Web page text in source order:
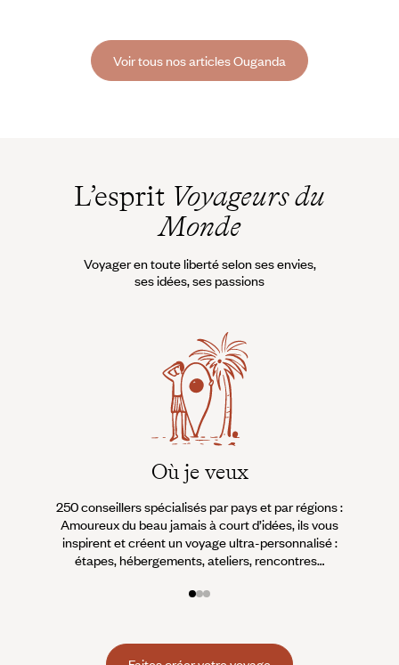
Voir tous nos articles Ouganda
L’esprit Voyageurs du
Monde
Voyager en toute liberté selon ses envies,
ses idées, ses passions
Où je veux
250 conseillers spécialisés par pays et par régions :
Amoureux du beau jamais à court d’idées, ils vous
inspirent et créent un voyage ultra-personnalisé :
étapes, hébergements, ateliers, rencontres…